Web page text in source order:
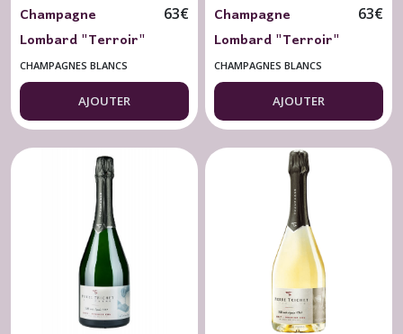
Champagne
Lombard "Terroir"
Chouilly Grand Cru
Brut Nature 75 cl.
63€
CHAMPAGNES BLANCS
AJOUTER
Champagne
Lombard "Terroir"
Verzenay Grand
Cru Brut Nature 75
cl.
63€
CHAMPAGNES BLANCS
AJOUTER